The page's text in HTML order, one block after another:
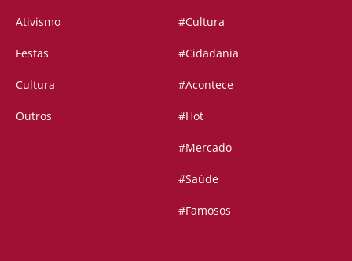
Ativismo
Festas
Cultura
Outros
#Cultura
#Cidadania
#Acontece
#Hot
#Mercado
#Saúde
#Famosos